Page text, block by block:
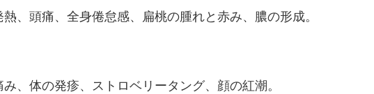
、頭痛、全身倦怠感、扁桃の腫れと赤み、膿の形成。
、体の発疹、ストロベリータング、顔の紅潮。